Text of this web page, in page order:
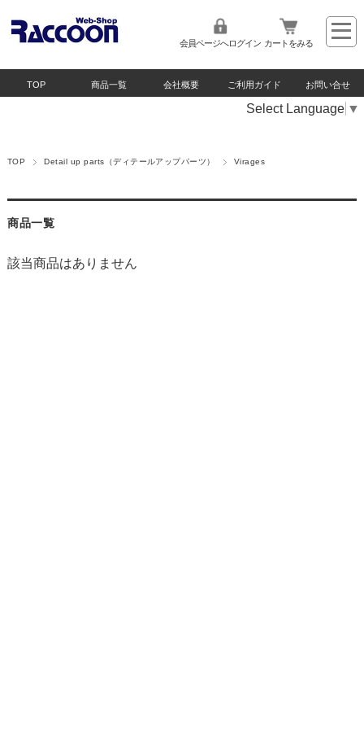
会員ページへログイン カートをみる
TOP 商品一覧 会社概要 ご利用ガイド お問い合せ
Select Language ▼
TOP Detail up parts（ディテールアップパーツ） Virages
商品一覧
該当商品はありません